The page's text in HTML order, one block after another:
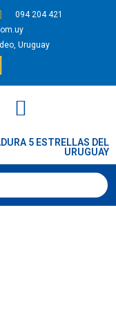
094 204 421
Uruguay
5 ESTRELLAS DEL
URUGUAY